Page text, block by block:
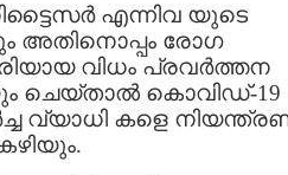
എന്നിവ യുടെ
അതിനൊപ്പം രോഗ
വിധം പ്രവർത്തന
ചെയ്താൽ കൊവിഡ്-19
വ്യാധി കളെ